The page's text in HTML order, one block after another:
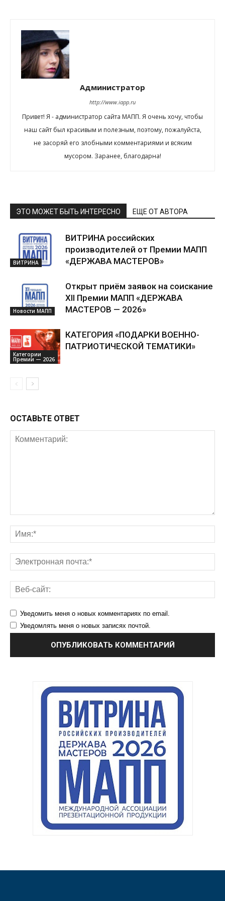
Администратор
http://www.iapp.ru
Привет! Я - администратор сайта МАПП. Я очень хочу, чтобы
наш сайт был красивым и полезным, поэтому, пожалуйста,
не засоряй его злобными комментариями и всяким
мусором. Заранее, благодарна!
ЭТО МОЖЕТ БЫТЬ ИНТЕРЕСНО ЕЩЕ ОТ АВТОРА
ВИТРИНА
ВИТРИНА российских
производителей от Премии МАПП
«ДЕРЖАВА МАСТЕРОВ»
Новости МАПП
Открыт приём заявок на соискание
XII Премии МАПП «ДЕРЖАВА
МАСТЕРОВ — 2026»
Категории
Премии — 2026
КАТЕГОРИЯ «ПОДАРКИ ВОЕННО-
ПАТРИОТИЧЕСКОЙ ТЕМАТИКИ»
ОСТАВЬТЕ ОТВЕТ
Уведомить меня о новых комментариях по email.
Уведомлять меня о новых записях почтой.